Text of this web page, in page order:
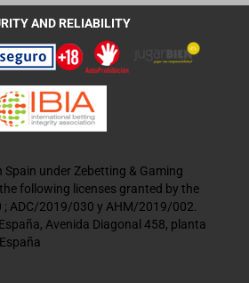
AND RELIABILITY
Spain under Zebetting & Gaming
following licenses granted by the
; ADC/2019/030 y AHM/2019/002.
Avenida Diagonal 458, planta